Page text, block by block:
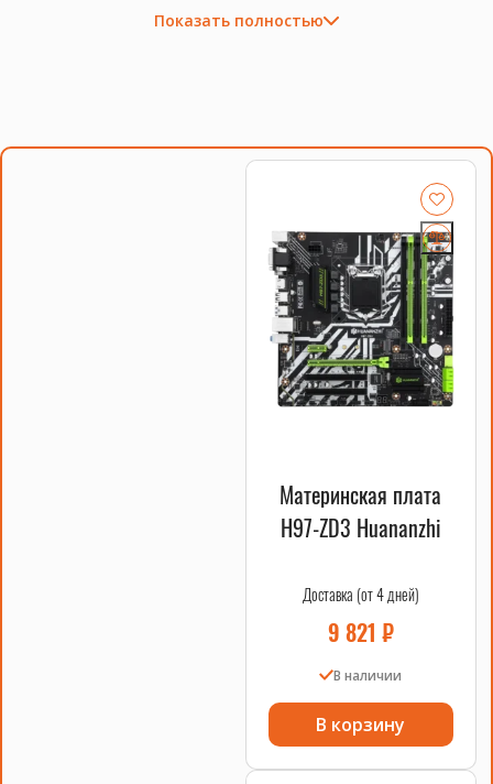
совместимость с платформой.
Сокет LGA1150; важно сверить поддержку BIOS и платы.
Если есть сомнения по совместимости, подберём
подходящую плату, процессор, память, накопитель или
серверную корзину под вашу конфигурацию. Для серверных
комплектующих особенно важно сверить поколение
платформы, форм-фактор, интерфейс и part number.
системы охлаждения.
Показать полностью
Материнская плата
H97-ZD3 Huananzhi
Доставка (от 4 дней)
9 821 ₽
В наличии
В корзину